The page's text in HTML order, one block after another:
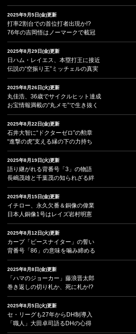
2025年9月5日(金)更新
打率2割台での首位打者出現か!?
76年の吉岡悟はノーマークで載冠
2025年8月29日(金)更新
日ハム・レイエス、本塁打王に接近
伝説の“空振り王”ミッチェルの真実
2025年8月26日(火)更新
丸佳浩、36歳でサイクルヒット達成
お宝情報満載の“丸メモ”で生き抜く
2025年8月22日(金)更新
石井大智に“ドクターゼロ”の勲章
“進撃の虎”支える縁の下の力持ち
2025年8月19日(火)更新
語り継がれる背番号「3」の物語
長嶋茂雄と千葉茂の知られざる絆
2025年8月15日(金)更新
イチロー、永久欠番＆銅像の偉業
日本人銅像1号はレイズ岩村明憲
2025年8月12日(火)更新
カープ「ピースナイター」の誓い
背番号「86」の意味を噛み締める
2025年8月8日(金)更新
「ハマのジョーカー」藤浪晋太郎
巻き返しの切り札か、死に札か!?
2025年8月5日(火)更新
セ・リーグも27年からDH制導入
「職人」大田卓司語るDHの心得